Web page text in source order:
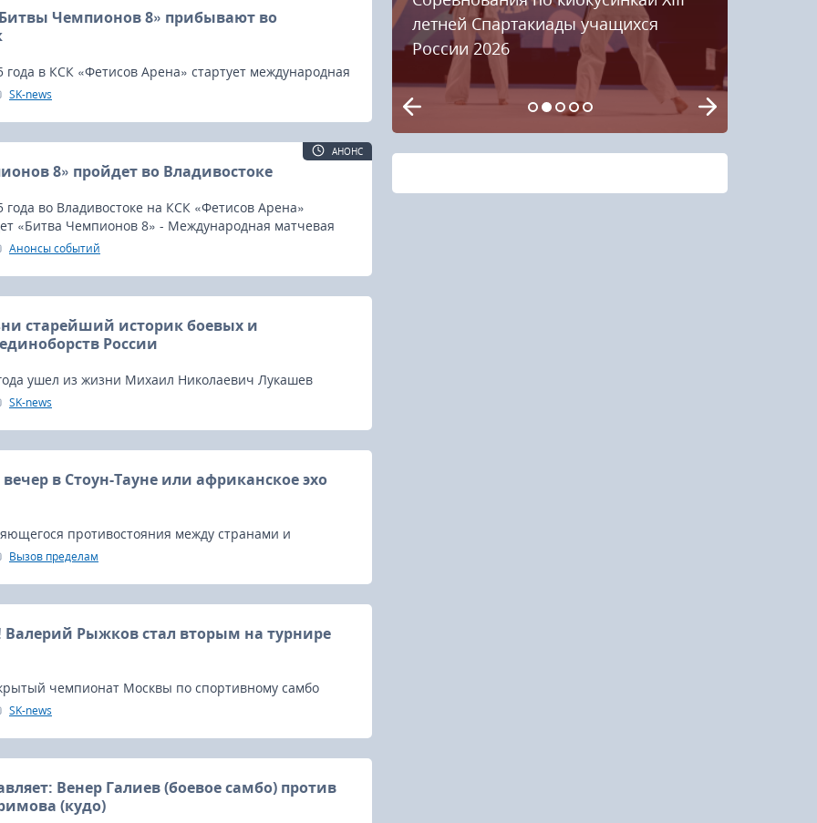
Чемпионов 8» прибывают во
года в КСК «Фетисов Арена» стартует международная
«Сборная России - сборная Мира» «Битвы
SK-news
8» пройдет во Владивостоке
года во Владивостоке на КСК «Фетисов Арена»
«Битва Чемпионов 8» - Международная матчевая
России - Сборная Мира».
Анонсы событий
АНОНС
старейший историк боевых и
России
ушел из жизни Михаил Николаевич Лукашев
08/2014), старейший историк боевых и спортивных
российского спорта и рукопашного боя, а в
самбо.
SK-news
в Стоун-Тауне или африканское эхо
противостояния между странами и
исследовать культурные и спортивные связи
Вызов пределам
Рыжков стал вторым на турнире
чемпионат Москвы по спортивному самбо
SK-news
Венер Галиев (боевое самбо) против
(кудо)
летней Спартакиады учащихся
России 2026